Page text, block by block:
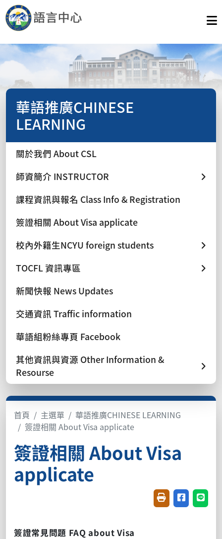
華語推廣CHINESE
LEARNING
關於我們 About CSL
師資簡介 INSTRUCTOR
課程資訊與報名 Class Info & Registration
簽證相關 About Visa applicate
校內外籍生NCYU foreign students
TOCFL 資訊專區
新聞快報 News Updates
交通資訊 Traffic information
華語組粉絲專頁 Facebook
其他資訊與資源 Other Information &
Resourse
首頁 主選單
華語推廣CHINESE LEARNING
簽證相關 About Visa applicate
簽證相關 About Visa
applicate
友善列印(開新視
分享至臉書
分享
簽證常見問題 FAQ about Visa